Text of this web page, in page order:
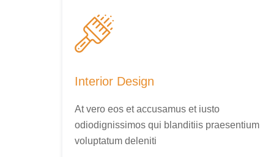
Interior Design
At vero eos et accusamus et iusto
odiodignissimos qui blanditiis praesentium
voluptatum deleniti